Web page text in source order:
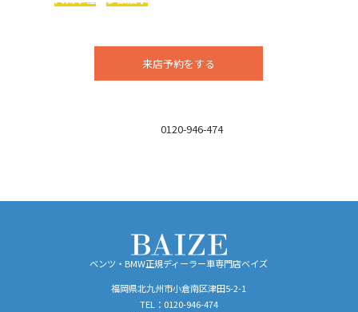
来店予約をする
TEL：0120-946-474
ベンツ・BMW正規ディーラー車専門店ベイズ
福岡県北九州市小倉南区津田5-2-1
TEL： 0120-946-474